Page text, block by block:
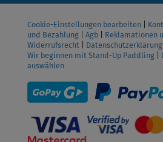
Cookie-Einstellungen bearbeiten
und Bezahlung
Agb Reklamationen
Widerrufsrecht
Datenschutzerklärung
Wir beginnen mit Stand-Up Paddling
auswählen